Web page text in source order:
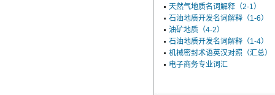
天然气地质名词解释（2-1）
石油地质开发名词解释（1-6）
油矿地质（4-2）
石油地质开发名词解释（1-4）
机械密封术语英汉对照（汇总）
电子商务专业词汇